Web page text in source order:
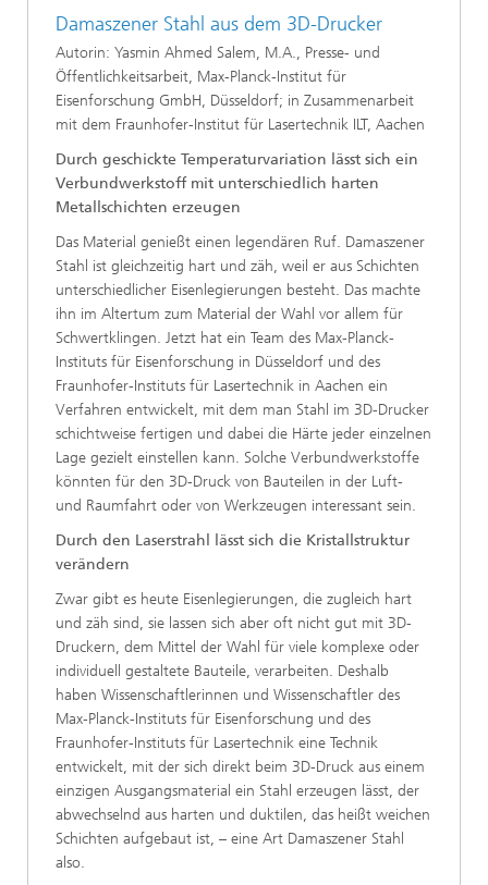
Damaszener Stahl aus dem 3D-Drucker
Autorin: Yasmin Ahmed Salem, M.A., Presse- und
Öffentlichkeitsarbeit, Max-Planck-Institut für
Eisenforschung GmbH, Düsseldorf; in Zusammenarbeit
mit dem Fraunhofer-Institut für Lasertechnik ILT, Aachen
Durch geschickte Temperaturvariation lässt sich ein
Verbundwerkstoff mit unterschiedlich harten
Metallschichten erzeugen
Das Material genießt einen legendären Ruf. Damaszener
Stahl ist gleichzeitig hart und zäh, weil er aus Schichten
unterschiedlicher Eisenlegierungen besteht. Das machte
ihn im Altertum zum Material der Wahl vor allem für
Schwertklingen. Jetzt hat ein Team des Max-Planck-
Instituts für Eisenforschung in Düsseldorf und des
Fraunhofer-Instituts für Lasertechnik in Aachen ein
Verfahren entwickelt, mit dem man Stahl im 3D-Drucker
schichtweise fertigen und dabei die Härte jeder einzelnen
Lage gezielt einstellen kann. Solche Verbundwerkstoffe
könnten für den 3D-Druck von Bauteilen in der Luft-
und Raumfahrt oder von Werkzeugen interessant sein.
Durch den Laserstrahl lässt sich die Kristallstruktur
verändern
Zwar gibt es heute Eisenlegierungen, die zugleich hart
und zäh sind, sie lassen sich aber oft nicht gut mit 3D-
Druckern, dem Mittel der Wahl für viele komplexe oder
individuell gestaltete Bauteile, verarbeiten. Deshalb
haben Wissenschaftlerinnen und Wissenschaftler des
Max-Planck-Instituts für Eisenforschung und des
Fraunhofer-Instituts für Lasertechnik eine Technik
entwickelt, mit der sich direkt beim 3D-Druck aus einem
einzigen Ausgangsmaterial ein Stahl erzeugen lässt, der
abwechselnd aus harten und duktilen, das heißt weichen
Schichten aufgebaut ist, – eine Art Damaszener Stahl
also.